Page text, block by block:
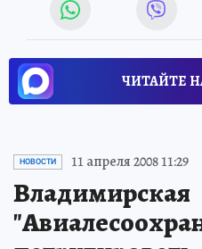
ЧИТАЙТЕ
НОВОСТИ 11 апреля 2008 11:29
Владимирская